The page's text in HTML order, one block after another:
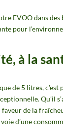
EVOO dans
pour
à la
de 5 litres,
Qu’il
de la
d’une